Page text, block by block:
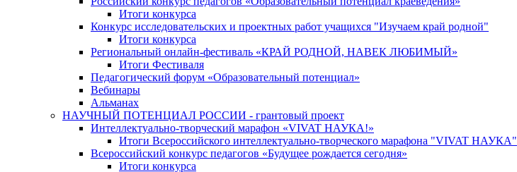
Итоги конкурса
Конкурс исследовательских и проектных работ учащихся "Изучаем край родной"
Итоги конкурса
Региональный онлайн-фестиваль «КРАЙ РОДНОЙ, НАВЕК ЛЮБИМЫЙ»
Итоги Фестиваля
Педагогический форум «Образовательный потенциал»
Вебинары
Альманах
НАУЧНЫЙ ПОТЕНЦИАЛ РОССИИ - грантовый проект
Интеллектуально-творческий марафон «VIVAT НАУКА!»
Итоги Всероссийского интеллектуально-творческого марафона "VIVAT НАУКА"
Всероссийский конкурс педагогов «Будущее рождается сегодня»
Итоги конкурса